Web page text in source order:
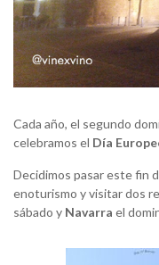
Cada año, el segundo
celebramos el Día
Decidimos pasar este fin
enoturismo y visitar dos
sábado y Navarra el